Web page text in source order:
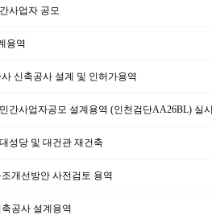
사업자 공모
용역
신축공사 설계 및 인허가용역
간사업자공모 설계용역 (인천검단AA26BL) 실
성당 및 대건관 재건축
개선방안 사전검토 용역
공사 설계용역